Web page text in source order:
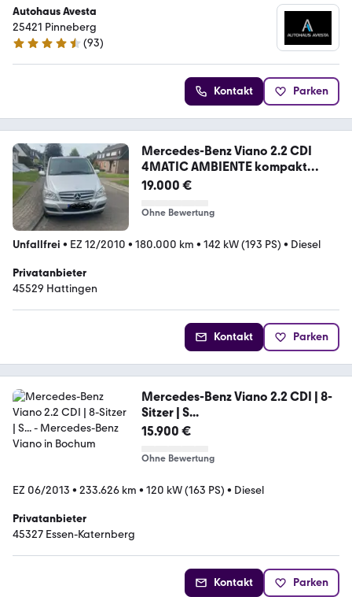
Autohaus Avesta
25421 Pinneberg
4.6 Sterne
(93)
Kontakt Parken
Mercedes-Benz Viano 2.2 CDI
4MATIC AMBIENTE kompakt
AMBIENTE
19.000 €
Ohne Bewertung
Unfallfrei • EZ 12/2010 • 180.000 km • 142 kW (193 PS) • Diesel
Privatanbieter
45529 Hattingen
Kontakt Parken
Mercedes-Benz Viano 2.2 CDI | 8-
Sitzer | S...
15.900 €
Ohne Bewertung
EZ 06/2013 • 233.626 km • 120 kW (163 PS) • Diesel
Privatanbieter
45327 Essen-Katernberg
Kontakt Parken